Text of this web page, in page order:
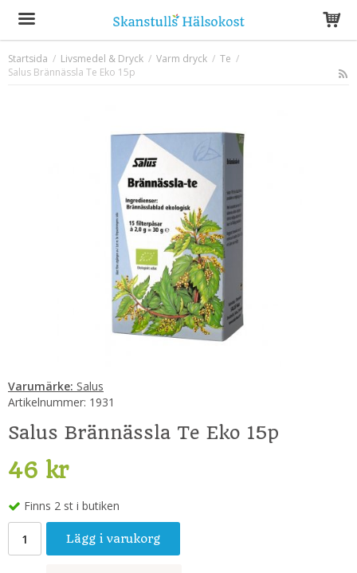
Produkten har blivit tillagd i varukorgen
Startsida / Livsmedel & Dryck / Varm dryck / Te /
Salus Brännässla Te Eko 15p
Varumärke: Salus
Artikelnummer: 1931
Salus Brännässla Te Eko 15p
46 kr
Finns 2 st i butiken
Lägg i varukorg